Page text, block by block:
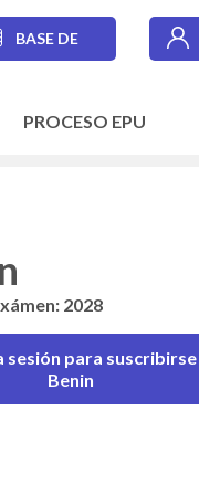
BASE DE
PROCESO EPU
2028
sesión para suscribirse
Benin